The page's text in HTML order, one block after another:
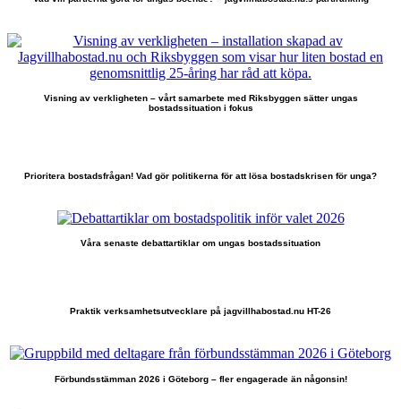
Visning av verkligheten – vårt samarbete med Riksbyggen sätter ungas
bostadssituation i fokus
Prioritera bostadsfrågan! Vad gör politikerna för att lösa bostadskrisen för unga?
Våra senaste debattartiklar om ungas bostadssituation
Praktik verksamhetsutvecklare på jagvillhabostad.nu HT-26
Förbundsstämman 2026 i Göteborg – fler engagerade än någonsin!